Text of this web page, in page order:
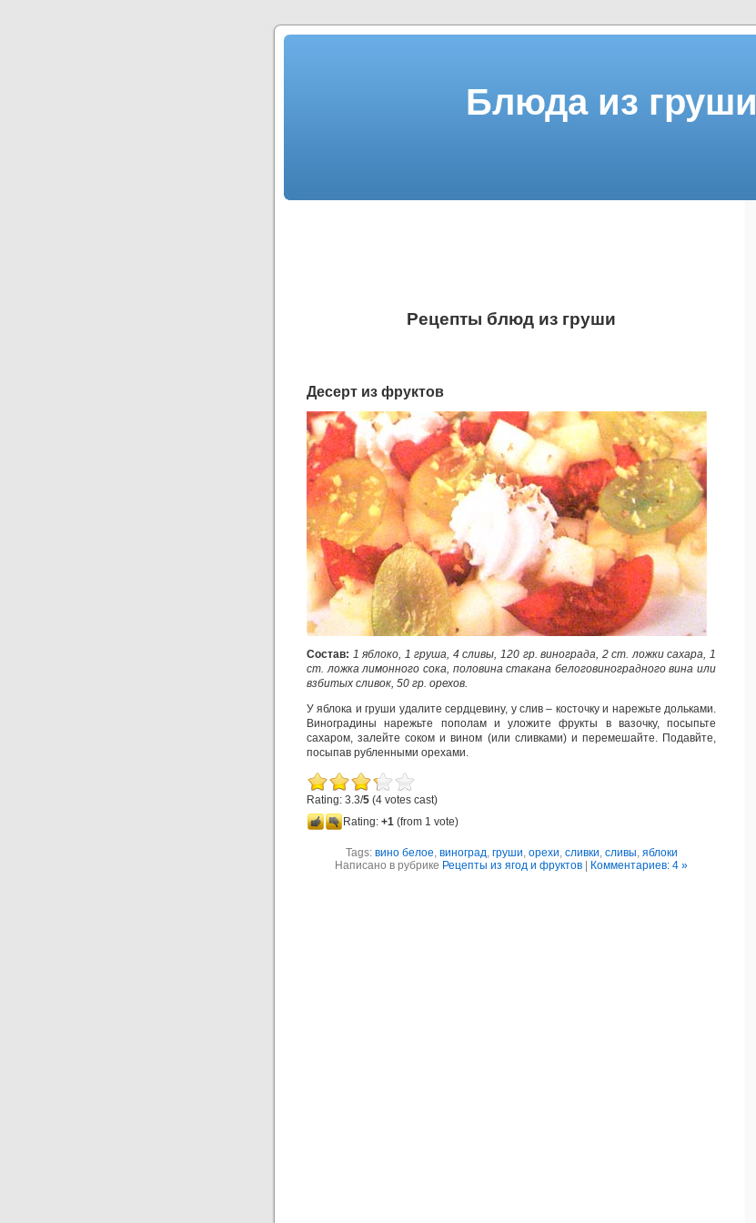
Блюда из груши
Рецепты блюд из груши
Десерт из фруктов
Состав: 1 яблоко, 1 груша, 4 сливы, 120 гр. винограда, 2 ст. ложки сахара, 1
ст. ложка лимонного сока, половина стакана белоговиноградного вина или
взбитых сливок, 50 гр. орехов.
У яблока и груши удалите сердцевину, у слив – косточку и нарежьте дольками.
Виноградины нарежьте пополам и уложите фрукты в вазочку, посыпьте
сахаром, залейте соком и вином (или сливками) и перемешайте. Подавйте,
посыпав рубленными орехами.
Rating: 3.3/5 (4 votes cast)
Rating: +1 (from 1 vote)
Tags: вино белое, виноград, груши, орехи, сливки, сливы, яблоки
Написано в рубрике Рецепты из ягод и фруктов Комментариев: 4 »